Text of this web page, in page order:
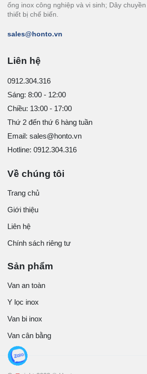
ống inox công nghiệp và vi sinh; Dây
thiết bị chế biến.
sales@honto.vn
Liên hệ
0912.304.316
Sáng: 8:00 - 12:00
Chiều: 13:00 - 17:00
Thứ 2 đến thứ 6 hàng tuần
Email: sales@honto.vn
Hotline: 0912.304.316
Về chúng tôi
Trang chủ
Giới thiệu
Liên hệ
Chính sách riêng tư
Sản phẩm
Van an toàn
Y lọc inox
Van bi inox
Van cân bằng